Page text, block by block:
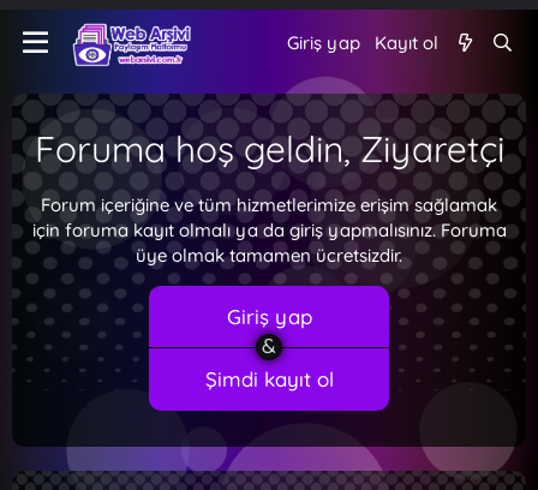
Giriş yap Kayıt ol
Foruma hoş geldin, Ziyaretçi
Forum içeriğine ve tüm hizmetlerimize erişim sağlamak
için foruma kayıt olmalı ya da giriş yapmalısınız. Foruma
üye olmak tamamen ücretsizdir.
Giriş yap
Şimdi kayıt ol